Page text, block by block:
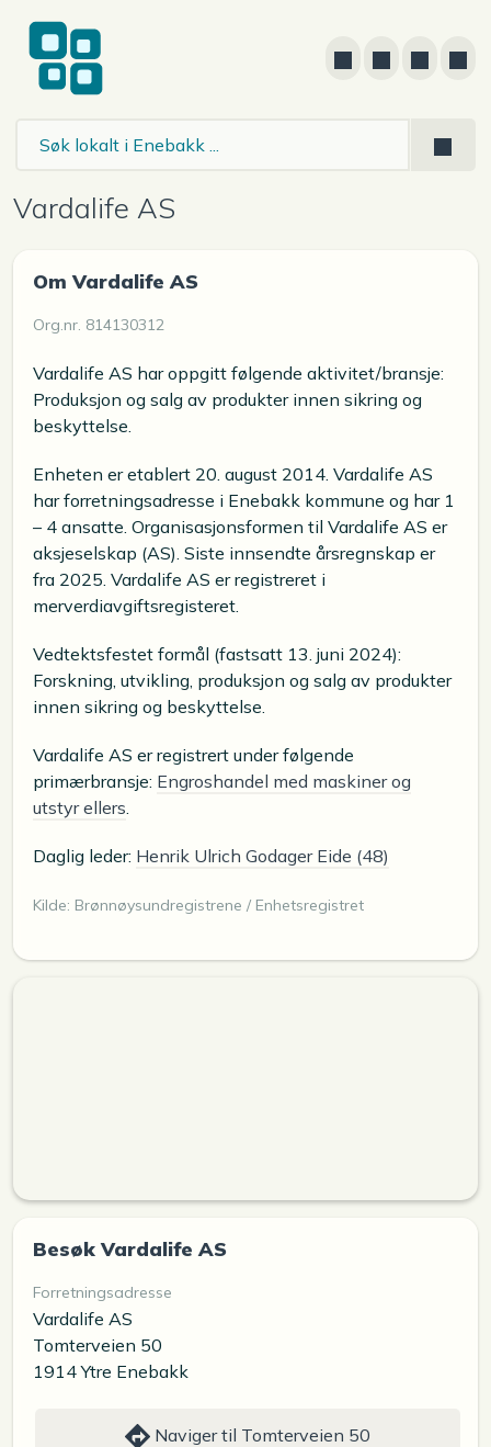
Vardalife AS
Om Vardalife AS
Org.nr. 814130312
Vardalife AS har oppgitt følgende aktivitet/bransje:
Produksjon og salg av produkter innen sikring og
beskyttelse.
Enheten er etablert 20. august 2014. Vardalife AS
har forretningsadresse i Enebakk kommune og har 1
– 4 ansatte. Organisasjonsformen til Vardalife AS er
aksjeselskap (AS). Siste innsendte årsregnskap er
fra 2025. Vardalife AS er registreret i
merverdiavgiftsregisteret.
Vedtektsfestet formål (fastsatt 13. juni 2024):
Forskning, utvikling, produksjon og salg av produkter
innen sikring og beskyttelse.
Vardalife AS er registrert under følgende
primærbransje: Engroshandel med maskiner og
utstyr ellers
Daglig leder: Henrik Ulrich Godager Eide (48)
Kilde: Brønnøysundregistrene / Enhetsregistret
Besøk Vardalife AS
Forretningsadresse
Vardalife AS
Tomterveien 50
1914 Ytre Enebakk
Naviger til Tomterveien 50